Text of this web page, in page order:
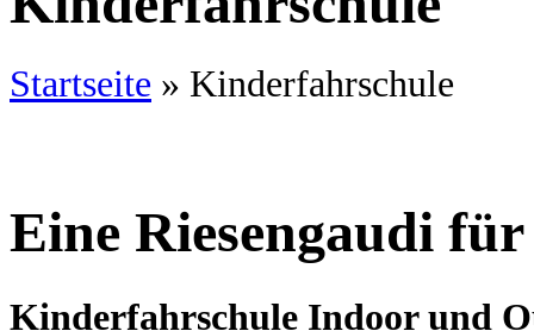
Startseite » Kinderfahrschule
Eine Riesengaudi
Kinderfahrschule Indoor und